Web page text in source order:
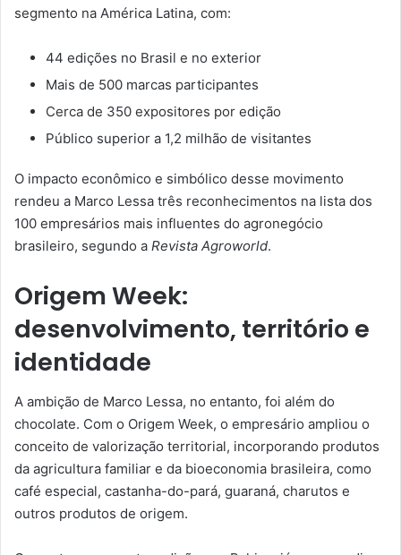
segmento na América Latina, com:
44 edições no Brasil e no exterior
Mais de 500 marcas participantes
Cerca de 350 expositores por edição
Público superior a 1,2 milhão de visitantes
O impacto econômico e simbólico desse movimento
rendeu a Marco Lessa três reconhecimentos na lista dos
100 empresários mais influentes do agronegócio
brasileiro, segundo a Revista Agroworld.
Origem Week:
desenvolvimento, território e
identidade
A ambição de Marco Lessa, no entanto, foi além do
chocolate. Com o Origem Week, o empresário ampliou o
conceito de valorização territorial, incorporando produtos
da agricultura familiar e da bioeconomia brasileira, como
café especial, castanha-do-pará, guaraná, charutos e
outros produtos de origem.